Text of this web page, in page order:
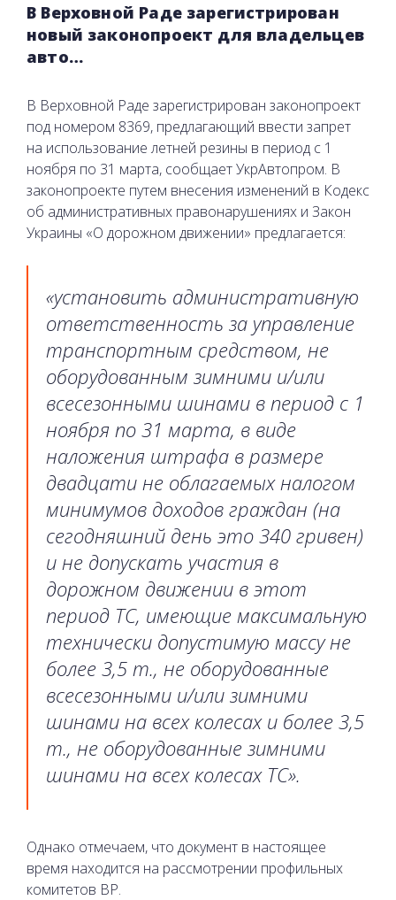
В Верховной Раде зарегистрирован
новый законопроект для владельцев
авто…
В Верховной Раде зарегистрирован законопроект
под номером 8369, предлагающий ввести запрет
на использование летней резины в период с 1
ноября по 31 марта, сообщает УкрАвтопром. В
законопроекте путем внесения изменений в Кодекс
об административных правонарушениях и Закон
Украины «О дорожном движении» предлагается:
«установить административную
ответственность за управление
транспортным средством, не
оборудованным зимними и/или
всесезонными шинами в период с 1
ноября по 31 марта, в виде
наложения штрафа в размере
двадцати не облагаемых налогом
минимумов доходов граждан (на
сегодняшний день это 340 гривен)
и не допускать участия в
дорожном движении в этот
период ТС, имеющие максимальную
технически допустимую массу не
более 3,5 т., не оборудованные
всесезонными и/или зимними
шинами на всех колесах и более 3,5
т., не оборудованные зимними
шинами на всех колесах ТС».
Однако отмечаем, что документ в настоящее
время находится на рассмотрении профильных
комитетов ВР.